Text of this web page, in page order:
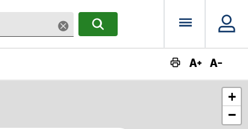
SupprimerRECHERCHERMenu
+
−